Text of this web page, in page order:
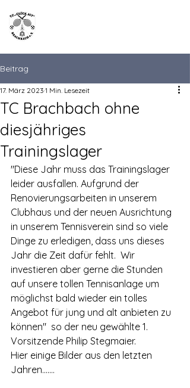
Beitrag
TC Brachbach ohne
diesjähriges
Trainingslager
17. März 2023 1 Min. Lesezeit
"Diese Jahr muss das Trainingslager
leider ausfallen. Aufgrund der
Renovierungsarbeiten in unserem
Clubhaus und der neuen Ausrichtung
in unserem Tennisverein sind so viele
Dinge zu erledigen, dass uns dieses
Jahr die Zeit dafür fehlt.  Wir
investieren aber gerne die Stunden
auf unsere tollen Tennisanlage um
möglichst bald wieder ein tolles
Angebot für jung und alt anbieten zu
können"  so der neu gewählte 1.
Vorsitzende Philip Stegmaier.
Hier einige Bilder aus den letzten
Jahren.......